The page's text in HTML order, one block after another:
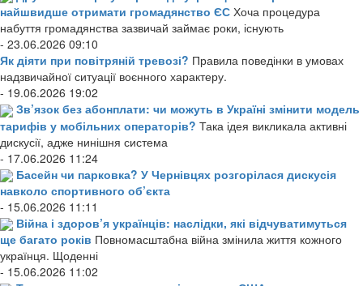
найшвидше отримати громадянство ЄС Хоча процедура
набуття громадянства зазвичай займає роки, існують
- 23.06.2026 09:10
Як діяти при повітряній тревозі? Правила поведінки в умовах
надзвичайної ситуації воєнного характеру.
- 19.06.2026 19:02
Зв’язок без абонплати: чи можуть в Україні змінити модель
тарифів у мобільних операторів? Така ідея викликала активні
дискусії, адже нинішня система
- 17.06.2026 11:24
Басейн чи парковка? У Чернівцях розгорілася дискусія
навколо спортивного об’єкта
- 15.06.2026 11:11
Війна і здоров’я українців: наслідки, які відчуватимуться
ще багато років Повномасштабна війна змінила життя кожного
українця. Щоденні
- 15.06.2026 11:02